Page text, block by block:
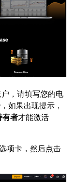
，请填写您的电
，如果出现提示，
有者才能激活
项卡，然后点击